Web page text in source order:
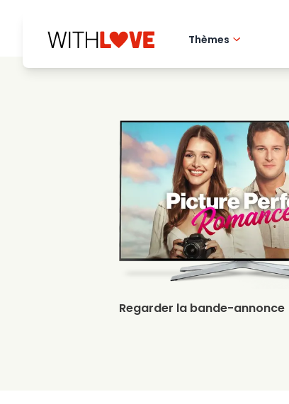
Thèmes
Mysteres
Regarder la bande-annonce